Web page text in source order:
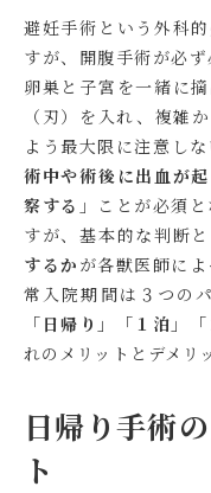
避妊手術という外科
すが、開腹手術が必
卵巣と子宮を一緒に
（刃）を入れ、複雑
よう最大限に注意し
術中や術後に出血が
察する」
ことが必須
すが、基本的な判断
するか が各獣医師に
常入院期間は３つの
「日帰り」「１泊」「
れのメリットとデメリ
日帰り手術
ト